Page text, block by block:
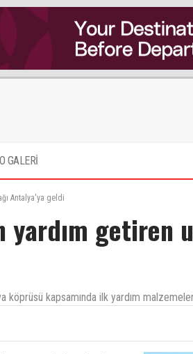
GALERİ
Antalya'ya geldi
yardım getiren
kapsamında ilk yardım